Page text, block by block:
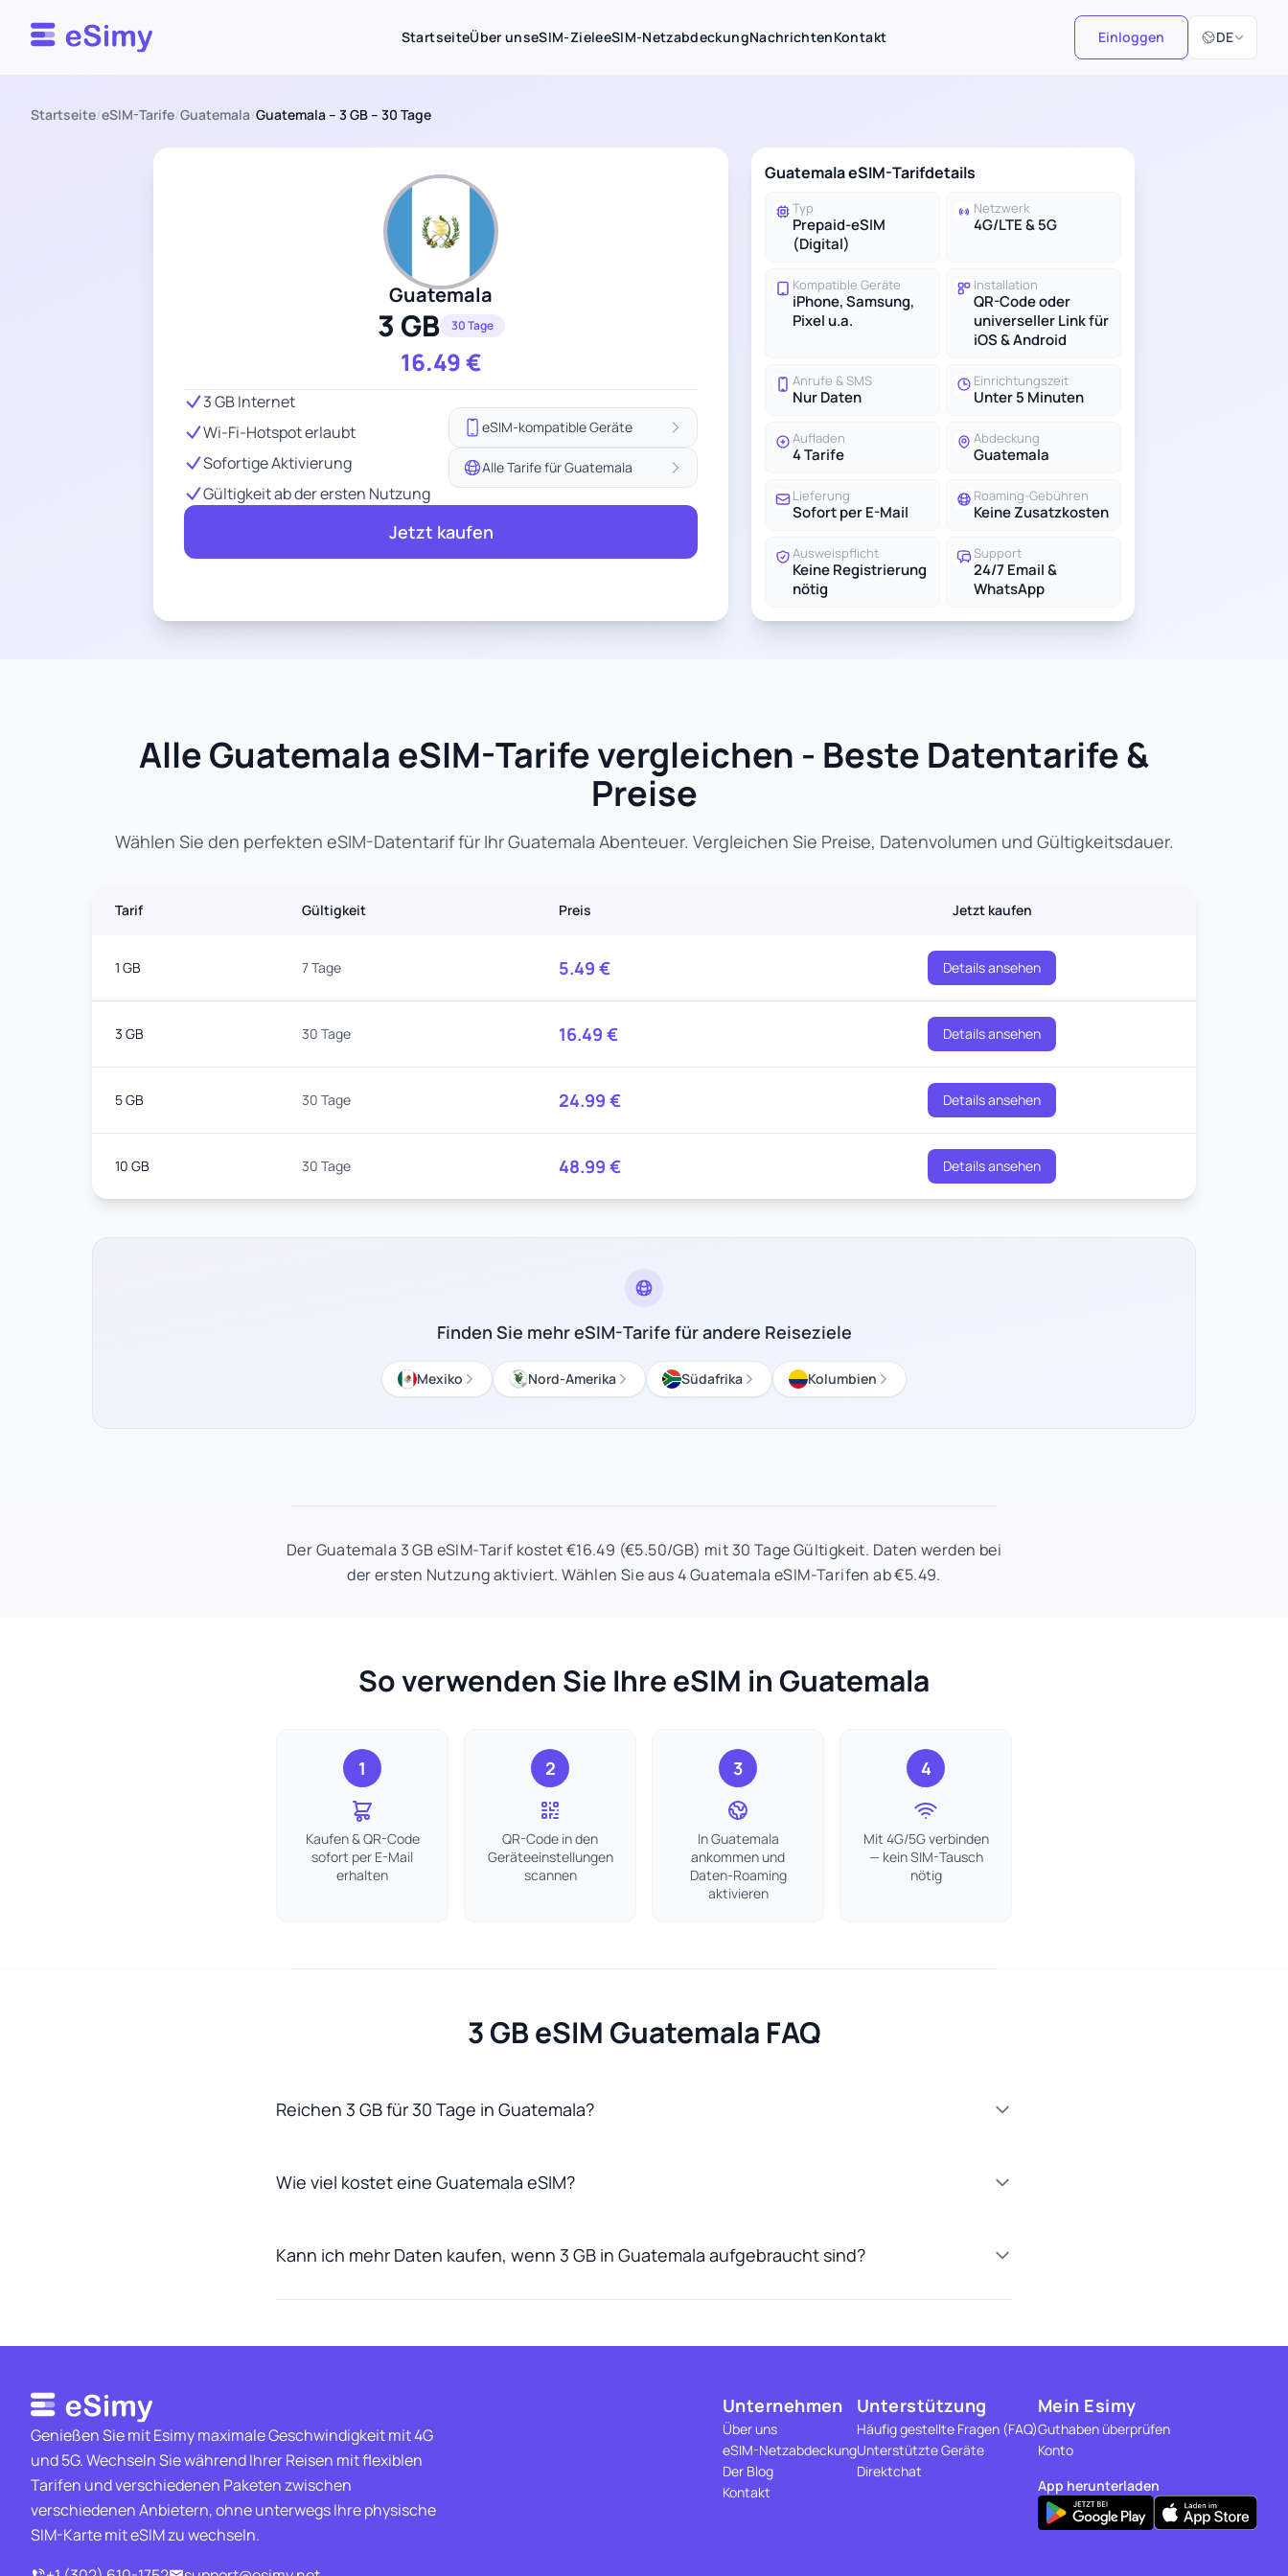
Esimy StartseiteÜber unseSIM-ZieleeSIM-NetzabdeckungNachrichtenKontakt Einloggen DE
Sprache
Startseite/eSIM-Tarife/Guatemala/Guatemala – 3 GB – 30 Tage
Guatemala
3 GB 30 Tage
16.49€
3 GB Internet
Wi-Fi-Hotspot erlaubt
Sofortige Aktivierung
Gültigkeit ab der ersten Nutzung
eSIM-kompatible Geräte
Alle Tarife für Guatemala
Jetzt kaufen
Guatemala eSIM-Tarifdetails
Typ
Prepaid-eSIM
(Digital)
Netzwerk
4G/LTE & 5G
Kompatible Geräte
iPhone, Samsung,
Pixel u.a.
Installation
QR-Code oder
universeller Link für
iOS & Android
Anrufe & SMS
Nur Daten
Einrichtungszeit
Unter 5 Minuten
Aufladen
4 Tarife
Abdeckung
Guatemala
Lieferung
Sofort per E-Mail
Roaming-Gebühren
Keine Zusatzkosten
Ausweispflicht
Keine Registrierung
nötig
Support
24/7 Email &
WhatsApp
Alle Guatemala eSIM-Tarife vergleichen - Beste Datentarife &
Preise
Wählen Sie den perfekten eSIM-Datentarif für Ihr Guatemala Abenteuer. Vergleichen Sie Preise, Datenvolumen und Gültigkeitsdauer.
Tarif Gültigkeit Preis Jetzt kaufen
1 GB 7 Tage 5.49 € Details ansehen
3 GB 30 Tage 16.49 € Details ansehen
5 GB 30 Tage 24.99 € Details ansehen
10 GB 30 Tage 48.99 € Details ansehen
Finden Sie mehr eSIM-Tarife für andere Reiseziele
Mexiko Nord-Amerika Südafrika Kolumbien
Der Guatemala 3 GB eSIM-Tarif kostet €16.49 (€5.50/GB) mit 30 Tage Gültigkeit. Daten werden bei
der ersten Nutzung aktiviert. Wählen Sie aus 4 Guatemala eSIM-Tarifen ab €5.49.
So verwenden Sie Ihre eSIM in Guatemala
1
Kaufen & QR-Code
sofort per E-Mail
erhalten
2
QR-Code in den
Geräteeinstellungen
scannen
3
In Guatemala
ankommen und
Daten-Roaming
aktivieren
4
Mit 4G/5G verbinden
— kein SIM-Tausch
nötig
3 GB eSIM Guatemala FAQ
Reichen 3 GB für 30 Tage in Guatemala?
Wie viel kostet eine Guatemala eSIM?
Kann ich mehr Daten kaufen, wenn 3 GB in Guatemala aufgebraucht sind?
Genießen Sie mit Esimy maximale Geschwindigkeit mit 4G
und 5G. Wechseln Sie während Ihrer Reisen mit flexiblen
Tarifen und verschiedenen Paketen zwischen
verschiedenen Anbietern, ohne unterwegs Ihre physische
SIM-Karte mit eSIM zu wechseln.
Unternehmen
Über uns
eSIM-Netzabdeckung
Der Blog
Kontakt
Unterstützung
Häufig gestellte Fragen (FAQ)
Unterstützte Geräte
Direktchat
Mein Esimy
Guthaben überprüfen
Konto
App herunterladen